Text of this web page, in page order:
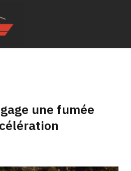
une fumée